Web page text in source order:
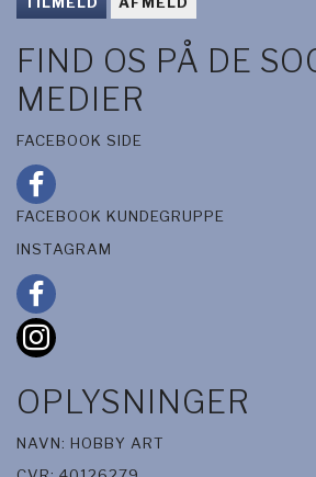
FIND OS PÅ DE
MEDIER
FACEBOOK SIDE
FACEBOOK KUNDEGRUPPE
INSTAGRAM
OPLYSNINGER
NAVN: HOBBY ART